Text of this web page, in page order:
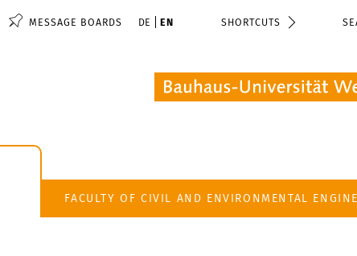
MESSAGE BOARDS DE EN SHORTCUTS
FACULTY OF CIVIL AND ENVIRONMENTAL